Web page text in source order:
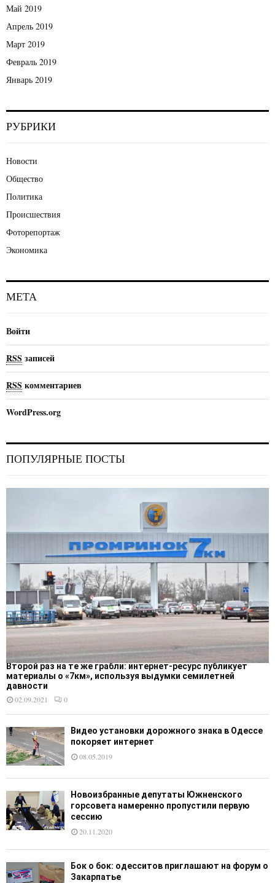
Май 2019
Апрель 2019
Март 2019
Февраль 2019
Январь 2019
РУБРИКИ
Новости
Общество
Политика
Происшествия
Фоторепортаж
Экономика
МЕТА
Войти
RSS записей
RSS комментариев
WordPress.org
ПОПУЛЯРНЫЕ ПОСТЫ
Второй раз на те же грабли: интернет-ресурс публикует
материалы о «7км», используя выдумки семилетней
давности
02.09.2021
0
Видео установки дорожного знака в Одессе
покоряет интернет
08.05.2019
Новоизбранные депутаты Южненского
горсовета намеренно пропустили первую
сессию
20.11.2020
Бок о бок: одесситов приглашают на форум о
Закарпатье